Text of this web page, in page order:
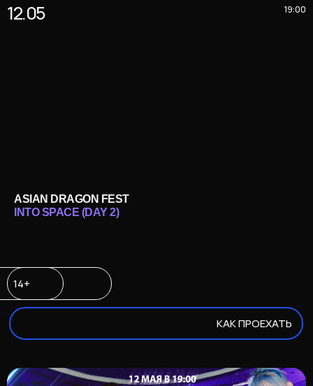
14+
КАК ПРОЕХАТЬ
12.05 19:00
ASIAN DRAGON FEST
INTO SPACE (DAY 2)